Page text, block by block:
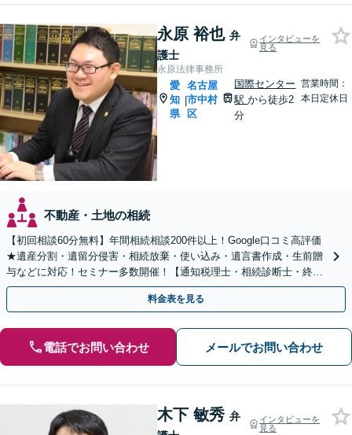
永原 裕也 弁
護士
インタビューを
見る
永原法律事務所
愛
知
県
|
名古屋
市中村
区
国際センター
駅から徒歩2
分
営業時間：
本日定休日
不動産・土地の相続
【初回相談60分無料】年間相続相談200件以上！Google口コミ高評価
★遺産分割・遺留分侵害・相続放棄・使い込み・遺言書作成・生前贈
与などに対応！セミナー多数開催！【通知税理士・相続診断士・終活
カウンセラー】【国際センター駅徒歩3分】
料金表を見る
電話でお問い合わせ メールでお問い合わせ
木下 敏秀 弁
インタビューを
見る